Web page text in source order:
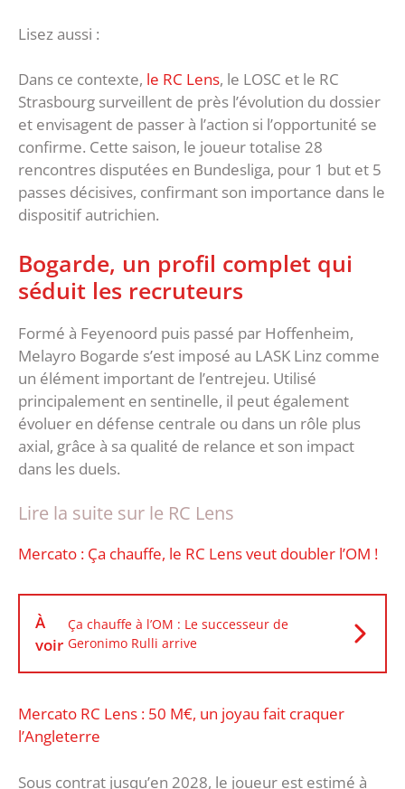
Lisez aussi :
Dans ce contexte, le RC Lens, le LOSC et le RC
Strasbourg surveillent de près l’évolution du dossier
et envisagent de passer à l’action si l’opportunité se
confirme. Cette saison, le joueur totalise 28
rencontres disputées en Bundesliga, pour 1 but et 5
passes décisives, confirmant son importance dans le
dispositif autrichien.
Bogarde, un profil complet qui
séduit les recruteurs
Formé à Feyenoord puis passé par Hoffenheim,
Melayro Bogarde s’est imposé au LASK Linz comme
un élément important de l’entrejeu. Utilisé
principalement en sentinelle, il peut également
évoluer en défense centrale ou dans un rôle plus
axial, grâce à sa qualité de relance et son impact
dans les duels.
Lire la suite sur le RC Lens
Mercato : Ça chauffe, le RC Lens veut doubler l’OM !
À
voir
Ça chauffe à l’OM : Le successeur de
Geronimo Rulli arrive
Mercato RC Lens : 50 M€, un joyau fait craquer
l’Angleterre
Sous contrat jusqu’en 2028, le joueur est estimé à